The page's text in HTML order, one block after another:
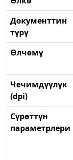
Документтин
түрү
Өлчөмү
Чечимдүүлүк
(dpi)
Сүрөттүн
параметрлери